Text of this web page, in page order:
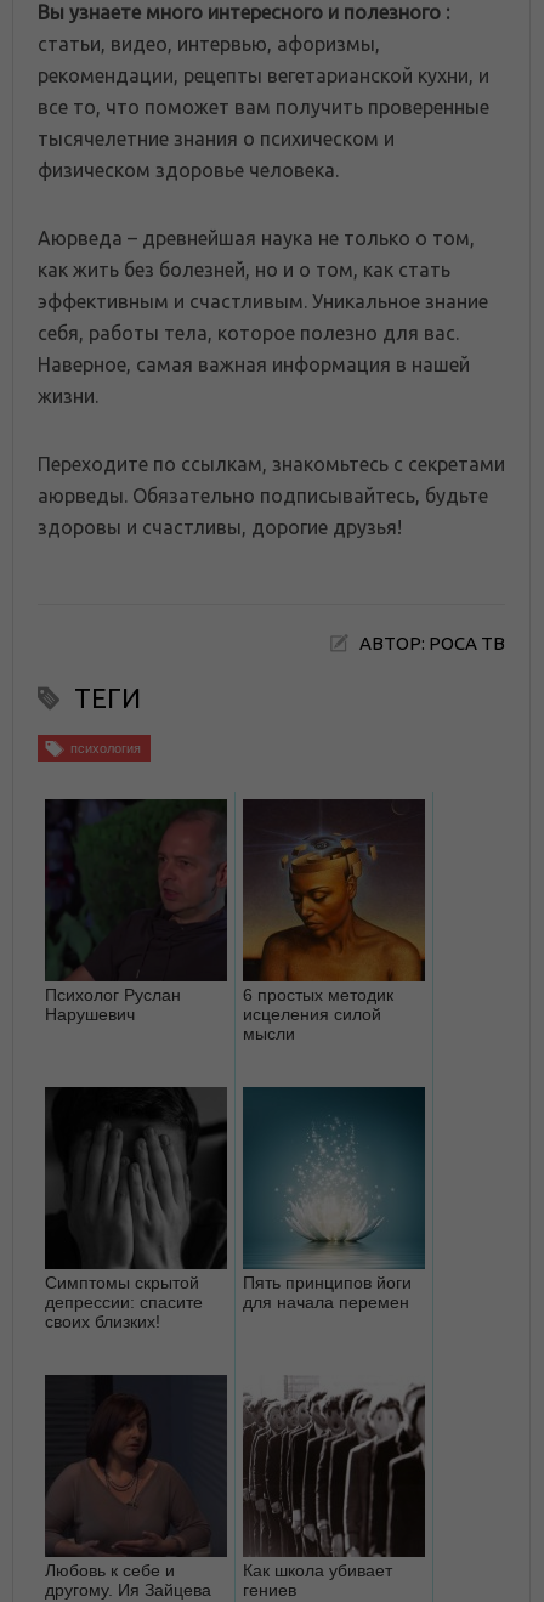
Вы узнаете много интересного и полезного :
статьи, видео, интервью, афоризмы,
рекомендации, рецепты вегетарианской кухни, и
все то, что поможет вам получить проверенные
тысячелетние знания о психическом и
физическом здоровье человека.
Аюрведа – древнейшая наука не только о том,
как жить без болезней, но и о том, как стать
эффективным и счастливым. Уникальное знание
себя, работы тела, которое полезно для вас.
Наверное, самая важная информация в нашей
жизни.
Переходите по ссылкам, знакомьтесь с секретами
аюрведы. Обязательно подписывайтесь, будьте
здоровы и счастливы, дорогие друзья!
АВТОР: РОСА ТВ
ТЕГИ
психология
Психолог Руслан
Нарушевич
6 простых методик
исцеления силой
мысли
Симптомы скрытой
депрессии: спасите
своих близких!
Пять принципов йоги
для начала перемен
Любовь к себе и
другому. Ия Зайцева
Как школа убивает
гениев